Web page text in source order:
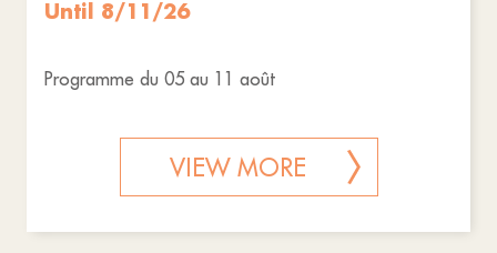
Until 8/11/26
Programme du 05 au 11 août
VIEW MORE